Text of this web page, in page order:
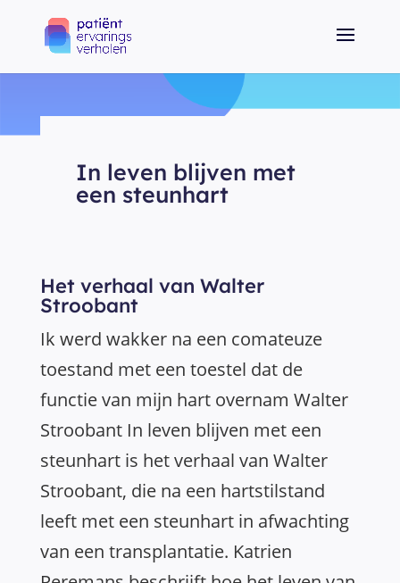
In leven blijven met
een steunhart
Het verhaal van Walter
Stroobant
Ik werd wakker na een comateuze
toestand met een toestel dat de
functie van mijn hart overnam Walter
Stroobant In leven blijven met een
steunhart is het verhaal van Walter
Stroobant, die na een hartstilstand
leeft met een steunhart in afwachting
van een transplantatie. Katrien